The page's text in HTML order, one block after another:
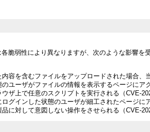
脆弱性により異なりますが、次のような影響を
内容を含むファイルをアップロードされた場合、
のユーザがファイルの情報を表示するページにア
ザ上で任意のスクリプトを実行される（CVE-
ログインした状態のユーザが細工されたページに
に対して意図しない操作をさせられる（CVE-